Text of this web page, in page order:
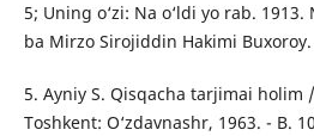
5; Uning o‘zi: Na o‘ldi yo rab.
ba Mirzo Sirojiddin Hakimi
5. Ayniy S. Qisqacha tarjimai
Toshkent: O‘zdavnashr, 1963. - B.